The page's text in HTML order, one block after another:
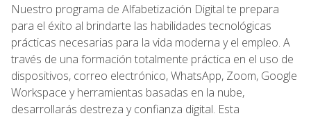
Nuestro programa de Alfabetización Digital te prepara
para el éxito al brindarte las habilidades tecnológicas
prácticas necesarias para la vida moderna y el empleo. A
través de una formación totalmente práctica en el uso de
dispositivos, correo electrónico, WhatsApp, Zoom, Google
Workspace y herramientas basadas en la nube,
desarrollarás destreza y confianza digital. Esta